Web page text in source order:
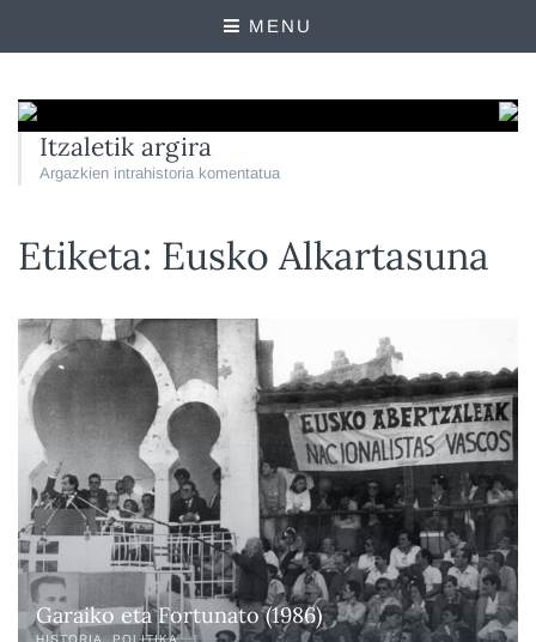
MENU
Itzaletik argira
Argazkien intrahistoria komentatua
Etiketa: Eusko Alkartasuna
Garaiko eta Fortunato (1986)
HISTORIA POLITIKA